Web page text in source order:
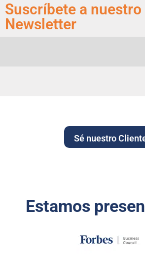
Suscríbete a nuestro
Newsletter
Sé nuestro
Estamos